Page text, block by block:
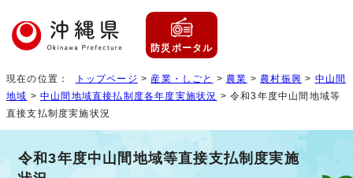
防災ポータル
現在の位置： トップページ > 産業・しごと > 農業 > 農村振興 > 中山間
地域 >中山間地域直接払制度各年度実施状況 > 令和3年度中山間地域等
直接支払制度実施状況
令和3年度中山間地域等直接支払制度実施